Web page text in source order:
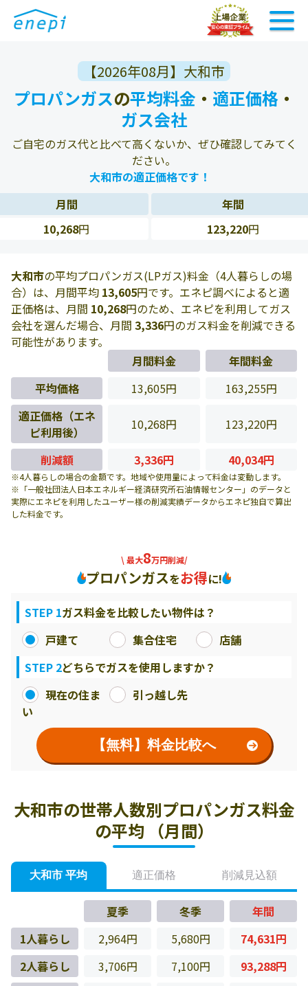
【2026年08月】大和市
プロパンガスの平均料金 ・ 適正価格 ・
ガス会社
ご自宅のガス代と比べて高くないか、ぜひ確認してみてく
ださい。
大和市の適正価格です！
月間
年間
10,268円 123,220円
大和市の平均プロパンガス(LPガス)料金（4人暮らしの場
合）は、月間平均 13,605円です。エネピ調べによると適
正価格は、月間 10,268円のため、エネピを利用してガス
会社を選んだ場合、月間 3,336円のガス料金を削減できる
可能性があります。
月間料金
年間料金
平均価格
13,605円
163,255円
適正価格（エネ
ピ利用後）
10,268円 123,220円
削減額 3,336円 40,034円
※4人暮らしの場合の金額です。地域や使用量によって料金は変動します。
※「一般社団法人日本エネルギー経済研究所石油情報センター」のデータと
実際にエネピを利用したユーザー様の削減実績データからエネピ独自で算出
した料金です。
\ 最大8万円削減/
プロパンガスをお得に!
STEP 1ガス料金を比較したい物件は？
戸建て
集合住宅
店舗
STEP 2どちらでガスを使用しますか？
現在の住ま
い
引っ越し先
【無料】料金比較へ
大和市の世帯人数別プロパンガス料金
の平均 （月間）
大和市 平均 適正価格 削減見込額
夏季 冬季
年間
1人暮らし
2,964円 5,680円
74,631円
2人暮らし
3,706円 7,100円
93,288円